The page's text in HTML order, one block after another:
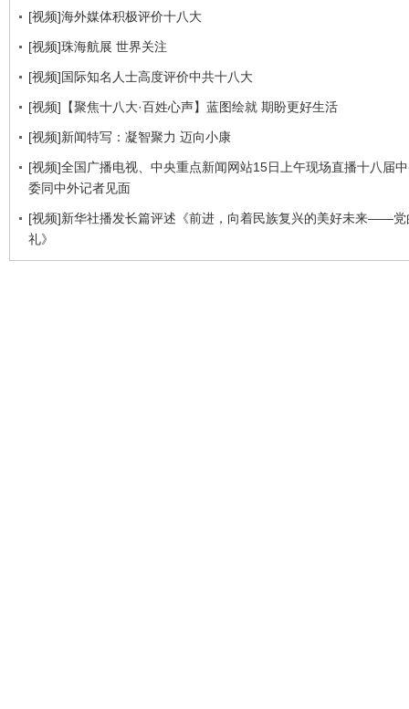
[视频]海外媒体积极评价十八大
[视频]珠海航展 世界关注
[视频]国际知名人士高度评价中共十八大
[视频]【聚焦十八大·百姓心声】蓝图绘就 期盼更好生活
[视频]新闻特写：凝智聚力 迈向小康
[视频]全国广播电视、中央重点新闻网站15日上午现场直播十八届
委同中外记者见面
[视频]新华社播发长篇评述《前进，向着民族复兴的美好未来——党
礼》